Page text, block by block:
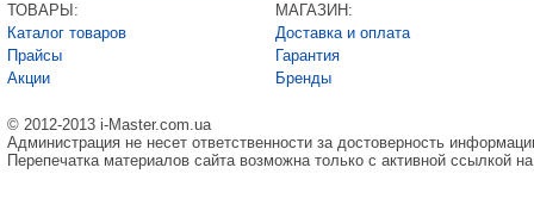
ТОВАРЫ:
Каталог товаров
Прайсы
Акции
МАГАЗИН:
Доставка и оплата
Гарантия
Бренды
© 2012-2013 i-Master.com.ua
Администрация не несет ответственности за достоверность
Перепечатка материалов сайта возможна только с активной ссылкой